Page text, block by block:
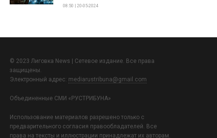
08:50 | 20-05-2024
© 2023 Лиговка News | Сетевое издание. Все права
защищены.
Электронный адрес: mediarustribuna@gmail.com
Объединенные СМИ «РУСТРИБУНА»
Использование материалов разрешено только с
предварительного согласия правообладателей. Все
права на тексты и иллюстрации принадлежат их авторам.